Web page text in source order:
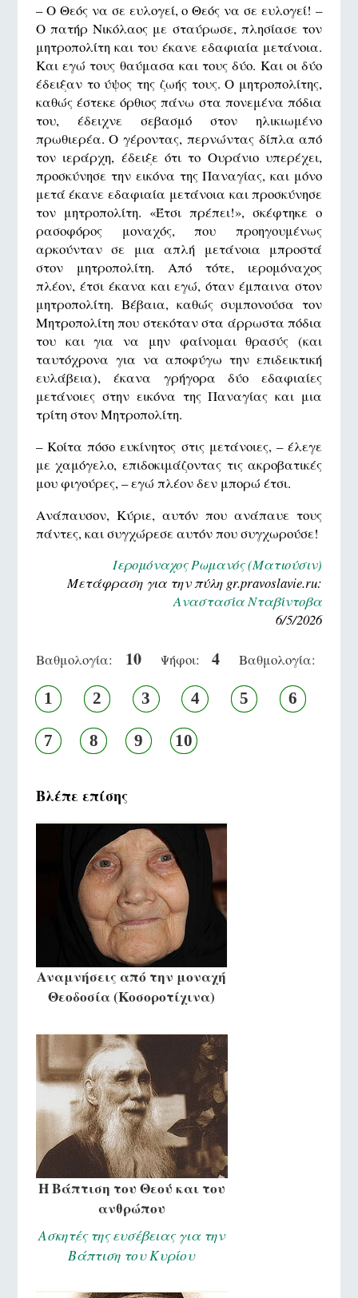
– Ο Θεός να σε ευλογεί, ο Θεός να σε ευλογεί! –
Ο πατήρ Νικόλαος με σταύρωσε, πλησίασε τον
μητροπολίτη και του έκανε εδαφιαία μετάνοια.
Και εγώ τους θαύμασα και τους δύο. Και οι δύο
έδειξαν το ύψος της ζωής τους. Ο μητροπολίτης,
καθώς έστεκε όρθιος πάνω στα πονεμένα πόδια
του, έδειχνε σεβασμό στον ηλικιωμένο
πρωθιερέα. Ο γέροντας, περνώντας δίπλα από
τον ιεράρχη, έδειξε ότι το Ουράνιο υπερέχει,
προσκύνησε την εικόνα της Παναγίας, και μόνο
μετά έκανε εδαφιαία μετάνοια και προσκύνησε
τον μητροπολίτη. «Έτσι πρέπει!», σκέφτηκε ο
ρασοφόρος μοναχός, που προηγουμένως
αρκούνταν σε μια απλή μετάνοια μπροστά
στον μητροπολίτη. Από τότε, ιερομόναχος
πλέον, έτσι έκανα και εγώ, όταν έμπαινα στον
μητροπολίτη. Βέβαια, καθώς συμπονούσα τον
Μητροπολίτη που στεκόταν στα άρρωστα πόδια
του και για να μην φαίνομαι θρασύς (και
ταυτόχρονα για να αποφύγω την επιδεικτική
ευλάβεια), έκανα γρήγορα δύο εδαφιαίες
μετάνοιες στην εικόνα της Παναγίας και μια
τρίτη στον Μητροπολίτη.
– Κοίτα πόσο ευκίνητος στις μετάνοιες, – έλεγε
με χαμόγελο, επιδοκιμάζοντας τις ακροβατικές
μου φιγούρες, – εγώ πλέον δεν μπορώ έτσι.
Ανάπαυσον, Κύριε, αυτόν που ανάπαυε τους
πάντες, και συγχώρεσε αυτόν που συγχωρούσε!
Ιερομόναχος Ρωμανός (Ματιούσιν)
Μετάφραση για την πύλη gr.pravoslavie.ru:
Αναστασία Νταβίντοβα
6/5/2026
Βαθμολογία: 10 Ψήφοι: 4 Βαθμολογία:
1 2 3 4 5 6
7 8 9 10
Βλέπε επίσης
Αναμνήσεις από την μοναχή
Θεοδοσία (Κοσοροτίχινα)
Η Βάπτιση του Θεού και του
ανθρώπου
Ασκητές της ευσέβειας για την
Βάπτιση του Κυρίου